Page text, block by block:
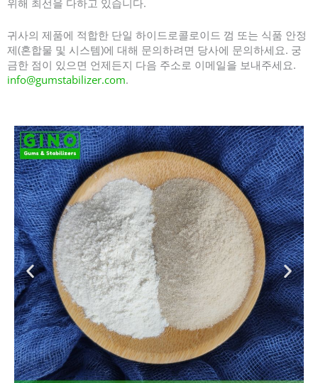
위해 최선을 다하고 있습니다.
귀사의 제품에 적합한 단일 하이드로콜로이드 껌 또는 식품 안정
제(혼합물 및 시스템)에 대해 문의하려면 당사에 문의하세요. 궁
금한 점이 있으면 언제든지 다음 주소로 이메일을 보내주세요.
info@gumstabilizer.com.